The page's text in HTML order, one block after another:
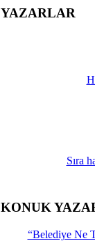
YAZARLAR
Sıra
KONUK
“Belediye Ne